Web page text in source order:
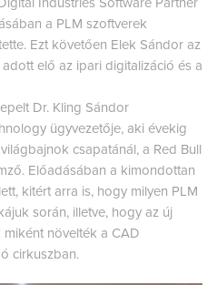
a PLM szoftverek
Ezt követően Elek Sándor az
elő az ipari digitalizáció és a
Dr. Kling Sándor
ügyvezetője, aki évekig
csapatánál, a Red Bull
Előadásában a kimondottan
kitért arra is, hogy milyen PLM
során, illetve, hogy az új
növelték a CAD
cirkuszban.